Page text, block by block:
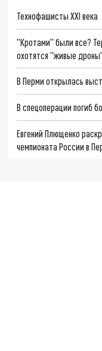
Технофашисты XXI века
"Кротами" были все?
охотятся "живые
В Перми открылась
В спецоперации погиб
Евгений Плющенко
чемпионата России в